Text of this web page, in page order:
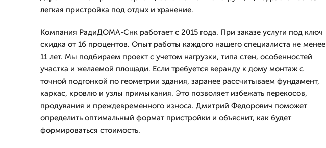
легкая пристройка под отдых и хранение.
Компания РадиДОМА-Снк работает с 2015 года. При заказе услуги под ключ
скидка от 16 процентов. Опыт работы каждого нашего специалиста не менее
11 лет. Мы подбираем проект с учетом нагрузки, типа стен, особенностей
участка и желаемой площади. Если требуется веранду к дому монтаж с
точной подгонкой по геометрии здания, заранее рассчитываем фундамент,
каркас, кровлю и узлы примыкания. Это позволяет избежать перекосов,
продувания и преждевременного износа. Дмитpий Федорович поможет
определить оптимальный формат пристройки и объяснит, как будет
формироваться стоимость.